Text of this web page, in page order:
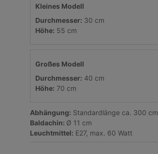
Kleines Modell
Durchmesser: 30 cm
Höhe: 55 cm
Großes Modell
Durchmesser: 40 cm
Höhe: 70 cm
Abhängung: Standardlänge ca. 300 cm
Baldachin: Ø 11 cm
Leuchtmittel: E27, max. 60 Watt